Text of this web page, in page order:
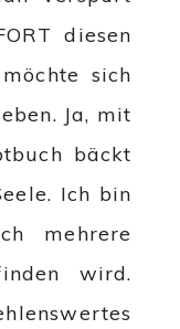
diesen
sich
Ja, mit
bäckt
Ich bin
mehrere
wird.